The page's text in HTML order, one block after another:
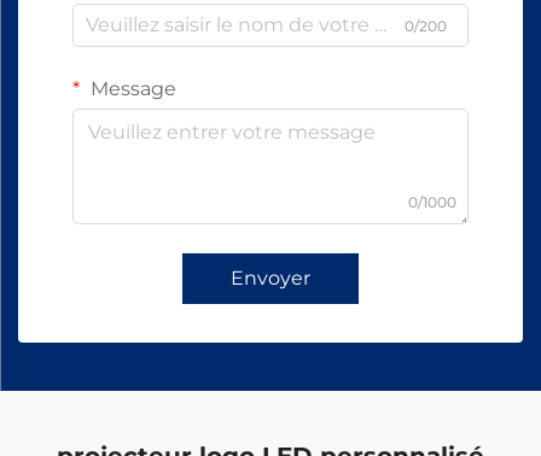
0/200
Message
0/1000
Envoyer